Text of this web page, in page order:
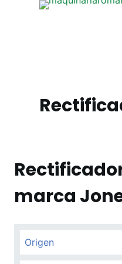
n
marca
Origen